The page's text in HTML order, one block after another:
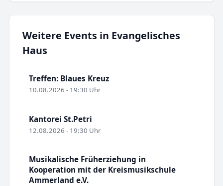
Weitere Events in Evangelisches
Haus
Treffen: Blaues Kreuz
10.08.2026 - 19:30 Uhr
Kantorei St.Petri
12.08.2026 - 19:30 Uhr
Musikalische Früherziehung in
Kooperation mit der Kreismusikschule
Ammerland e.V.